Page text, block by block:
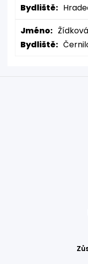
Bydliště:
Jméno:
Bydliště: